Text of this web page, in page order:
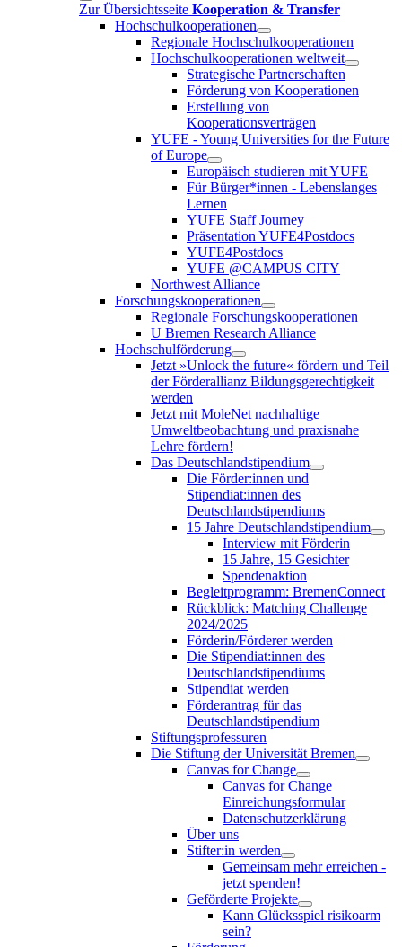
Zur Übersichtsseite Kooperation & Transfer
Hochschulkooperationen
Regionale Hochschulkooperationen
Hochschulkooperationen weltweit
Strategische Partnerschaften
Förderung von Kooperationen
Erstellung von
Kooperationsverträgen
YUFE - Young Universities for the Future
of Europe
Europäisch studieren mit YUFE
Für Bürger*innen - Lebenslanges
Lernen
YUFE Staff Journey
Präsentation YUFE4Postdocs
YUFE4Postdocs
YUFE @CAMPUS CITY
Northwest Alliance
Forschungskooperationen
Regionale Forschungskooperationen
U Bremen Research Alliance
Hochschulförderung
Jetzt »Unlock the future« fördern und Teil
der Förderallianz Bildungsgerechtigkeit
werden
Jetzt mit MoleNet nachhaltige
Umweltbeobachtung und praxisnahe
Lehre fördern!
Das Deutschlandstipendium
Die Förder:innen und
Stipendiat:innen des
Deutschlandstipendiums
15 Jahre Deutschlandstipendium
Interview mit Förderin
15 Jahre, 15 Gesichter
Spendenaktion
Begleitprogramm: BremenConnect
Rückblick: Matching Challenge
2024/2025
Förderin/Förderer werden
Die Stipendiat:innen des
Deutschlandstipendiums
Stipendiat werden
Förderantrag für das
Deutschlandstipendium
Stiftungsprofessuren
Die Stiftung der Universität Bremen
Canvas for Change
Canvas for Change
Einreichungsformular
Datenschutzerklärung
Über uns
Stifter:in werden
Gemeinsam mehr erreichen -
jetzt spenden!
Geförderte Projekte
Kann Glücksspiel risikoarm
sein?